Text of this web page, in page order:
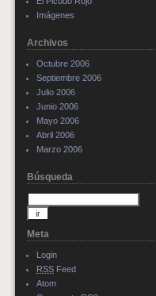
Imágenes
Archivos
Octubre 2006
Septiembre 2006
Julio 2006
Junio 2006
Mayo 2006
Abril 2006
Marzo 2006
Búsqueda
Meta
Login
RSS Feed
Atom